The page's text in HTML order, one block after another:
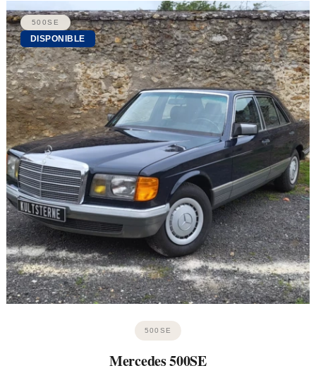
500SE
DISPONIBLE
500SE
Mercedes 500SE